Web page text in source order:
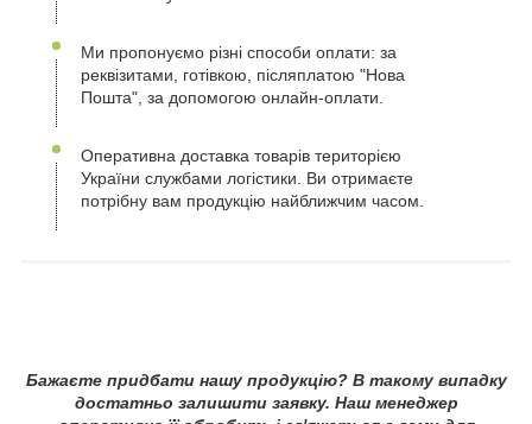
Ми пропонуємо різні способи оплати: за
реквізитами, готівкою, післяплатою "Нова
Пошта", за допомогою онлайн-оплати.
Оперативна доставка товарів територією
України службами логістики. Ви отримаєте
потрібну вам продукцію найближчим часом.
Бажаєте придбати нашу продукцію? В такому випадку
достатньо залишити заявку. Наш менеджер